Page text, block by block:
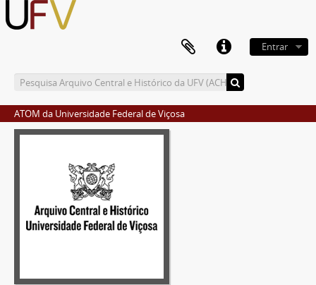
Entrar
ATOM da Universidade Federal de Viçosa